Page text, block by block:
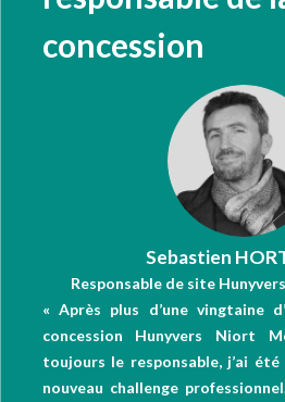
concession
Sebastien
Responsable de site
« Après plus d’une vingtaine
concession Hunyvers Niort
toujours le responsable, j’ai été
nouveau challenge